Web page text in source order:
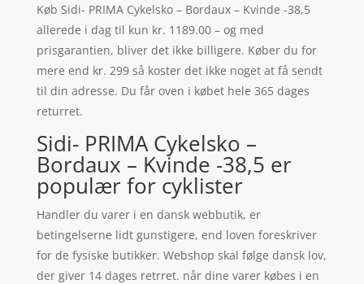
Køb Sidi- PRIMA Cykelsko – Bordaux – Kvinde -38,5
allerede i dag til kun kr. 1189.00 – og med
prisgarantien, bliver det ikke billigere. Køber du for
mere end kr. 299 så koster det ikke noget at få sendt
til din adresse. Du får oven i købet hele 365 dages
returret.
Sidi- PRIMA Cykelsko –
Bordaux – Kvinde -38,5 er
populær for cyklister
Handler du varer i en dansk webbutik, er
betingelserne lidt gunstigere, end loven foreskriver
for de fysiske butikker. Webshop skal følge dansk lov,
der giver 14 dages retrret. når dine varer købes i en